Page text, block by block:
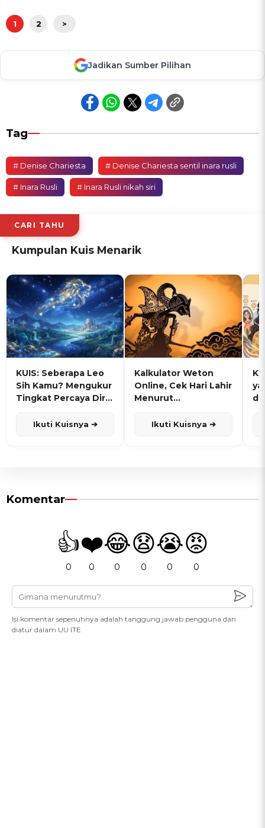
1 2 >
Jadikan Sumber Pilihan
Tag
# Denise Chariesta # Denise Chariesta sentil inara rusli
# Inara Rusli # Inara Rusli nikah siri
CARI TAHU
Kumpulan Kuis Menarik
KUIS: Seberapa Leo
Sih Kamu? Mengukur
Tingkat Percaya Diri
Ikuti Kuisnya ➔
Kalkulator Weton
Online, Cek Hari Lahir
Menurut
Ikuti Kuisnya ➔
Komentar
👍
0
❤️
0
😂
0
😧
0
😭
0
😡
0
Isi komentar sepenuhnya adalah tanggung jawab pengguna dan
diatur dalam UU ITE